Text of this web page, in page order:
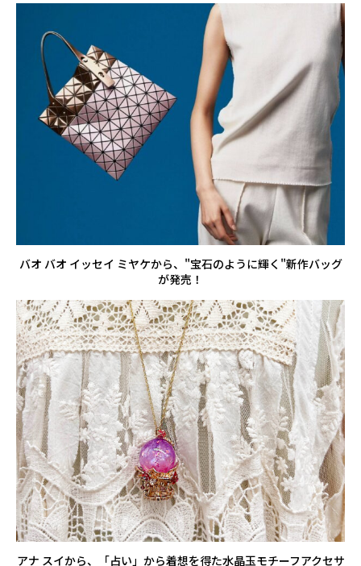
バオ バオ イッセイ ミヤケから、"宝石のように輝く"新作バッグ
が発売！
アナ スイから、「占い」から着想を得た水晶玉モチーフアクセサ